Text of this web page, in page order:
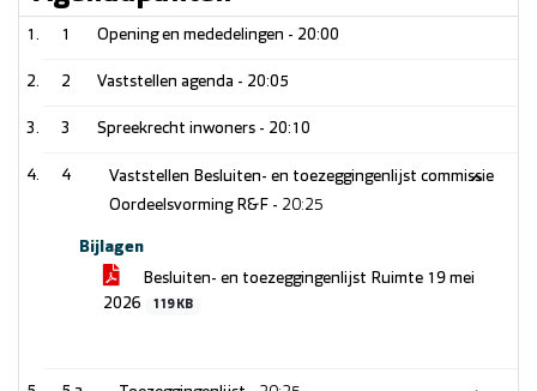
1 Opening en mededelingen - 20:00
2 Vaststellen agenda - 20:05
3 Spreekrecht inwoners - 20:10
4
Vaststellen Besluiten- en toezeggingenlijst commissie
Oordeelsvorming R&F - 20:25
Bijlagen
Besluiten- en toezeggingenlijst Ruimte 19 mei
2026
119 KB